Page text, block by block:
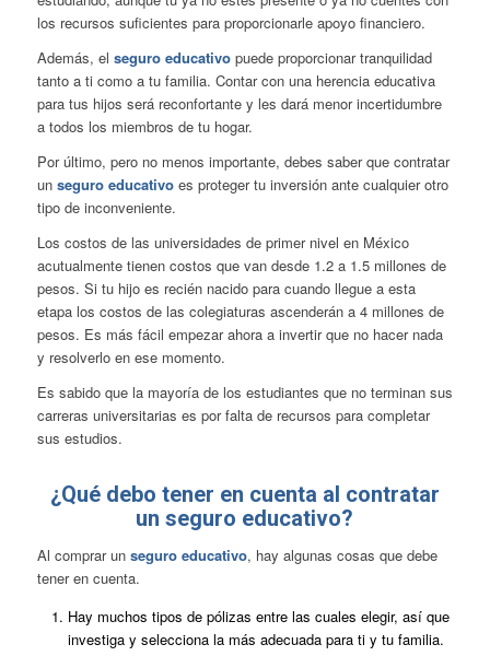
los recursos suficientes para proporcionarle apoyo financiero.
Además, el seguro educativopuede proporcionar tranquilidad
tanto a ti como a tu familia. Contar con una herencia educativa
para tus hijos será reconfortante y les dará menor incertidumbre
a todos los miembros de tu hogar.
Por último, pero no menos importante, debes saber que contratar
un seguro educativoes proteger tu inversión ante cualquier otro
tipo de inconveniente.
Los costos de las universidades de primer nivel en México
acutualmente tienen costos que van desde 1.2 a 1.5 millones de
pesos. Si tu hijo es recién nacido para cuando llegue a esta
etapa los costos de las colegiaturas ascenderán a 4 millones de
pesos. Es más fácil empezar ahora a invertir que no hacer nada
y resolverlo en ese momento.
Es sabido que la mayoría de los estudiantes que no terminan sus
carreras universitarias es por falta de recursos para completar
sus estudios.
¿Qué debo tener en cuenta al contratar
un seguro educativo?
Al comprar un seguro educativo, hay algunas cosas que debe
tener en cuenta.
Hay muchos tipos de pólizas entre las cuales elegir, así que
investiga y selecciona la más adecuada para ti y tu familia.